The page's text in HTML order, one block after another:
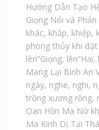
Hướng Dẫn Tạo
Giọng Nói và
khác, khắp, khiếp,
phong thủy khi
lên”Giọng, lên”Hai,
Mang Lại Bình An
ngày, nghe, nghi,
trồng xương rồng,
Oan Hồn Ma Nữ
Ma Kinh Dị Tại